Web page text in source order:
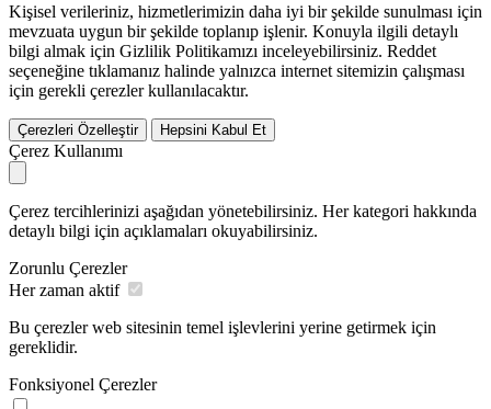
Kişisel verileriniz, hizmetlerimizin daha iyi bir şekilde sunulması için
mevzuata uygun bir şekilde toplanıp işlenir. Konuyla ilgili detaylı
bilgi almak için Gizlilik Politikamızı inceleyebilirsiniz. Reddet
seçeneğine tıklamanız halinde yalnızca internet sitemizin çalışması
için gerekli çerezler kullanılacaktır.
Çerezleri Özelleştir Hepsini Kabul Et
Çerez Kullanımı
Çerez tercihlerinizi aşağıdan yönetebilirsiniz. Her kategori hakkında
detaylı bilgi için açıklamaları okuyabilirsiniz.
Zorunlu Çerezler
Her zaman aktif
Bu çerezler web sitesinin temel işlevlerini yerine getirmek için
gereklidir.
Fonksiyonel Çerezler